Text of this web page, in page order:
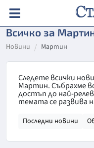
Всичко за
Новини Мартин
Следете всички
Мартин. Събрахме
достъп до най-
темата се развива
Последни новини